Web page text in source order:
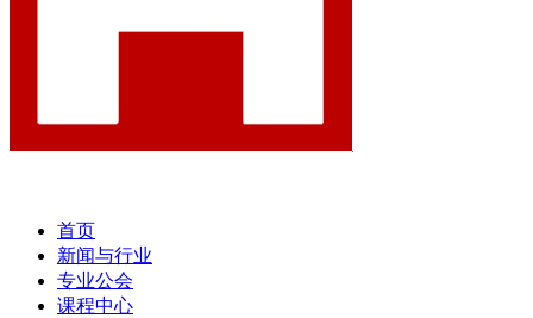
首页
新闻与行业
专业公会
课程中心